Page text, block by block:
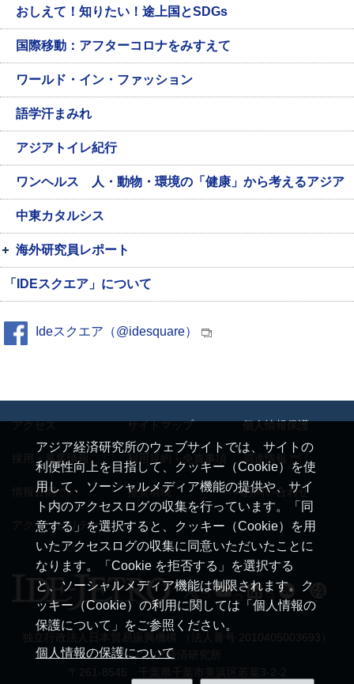
おしえて！知りたい！途上国とSDGs
国際移動：アフターコロナをみすえて
ワールド・イン・ファッション
語学汗まみれ
アジアトイレ紀行
ワンヘルス 人・動物・環境の「健康」から考えるアジア
中東カタルシス
海外研究員レポート
「IDEスクエア」について
Ideスクエア（@idesquare）
アジア経済研究所のウェブサイトでは、サイトの
利便性向上を目指して、クッキー（Cookie）を使
用して、ソーシャルメディア機能の提供や、サイ
ト内のアクセスログの収集を行っています。「同
意する」を選択すると、クッキー（Cookie）を用
いたアクセスログの収集に同意いただいたことに
なります。「Cookie を拒否する」を選択する
と、ソーシャルメディア機能は制限されます。ク
ッキー（Cookie）の利用に関しては「個人情報の
保護について」をご参照ください。
個人情報の保護について
アクセス サイトマップ 個人情報保護
採用・募集情報 利用規約・免責事項 調達情報
情報公開 推奨環境 お問い合わせ
アクセシビリティ
アジア経済研究所